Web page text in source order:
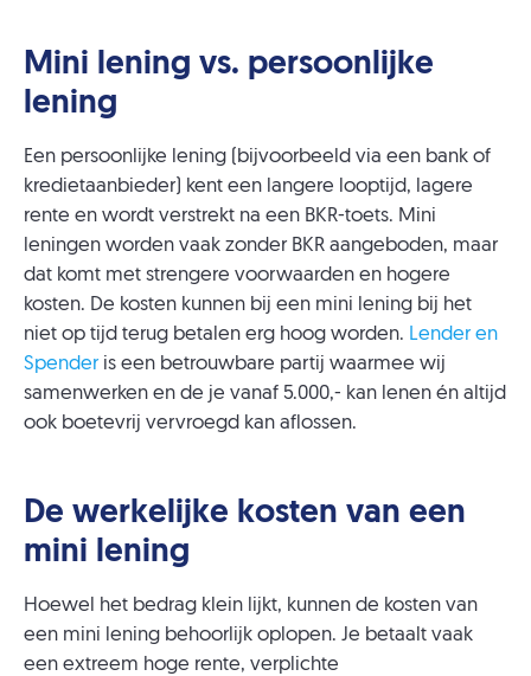
Mini lening vs. persoonlijke
lening
Een persoonlijke lening (bijvoorbeeld via een bank of
kredietaanbieder) kent een langere looptijd, lagere
rente en wordt verstrekt na een BKR-toets. Mini
leningen worden vaak zonder BKR aangeboden, maar
dat komt met strengere voorwaarden en hogere
kosten. De kosten kunnen bij een mini lening bij het
niet op tijd terug betalen erg hoog worden. Lender en
Spenderis een betrouwbare partij waarmee wij
samenwerken en de je vanaf 5.000,- kan lenen én altijd
ook boetevrij vervroegd kan aflossen.
De werkelijke kosten van een
mini lening
Hoewel het bedrag klein lijkt, kunnen de kosten van
een mini lening behoorlijk oplopen. Je betaalt vaak
een extreem hoge rente, verplichte